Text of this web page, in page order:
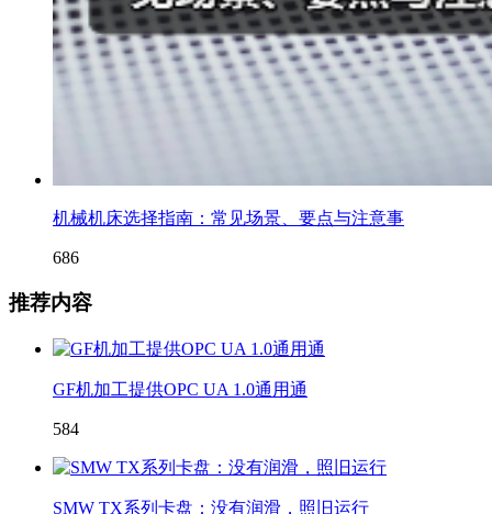
机械机床选择指南：常见场景、要点与注意事
686
推荐内容
GF机加工提供OPC UA 1.0通用通
584
SMW TX系列卡盘：没有润滑，照旧运行